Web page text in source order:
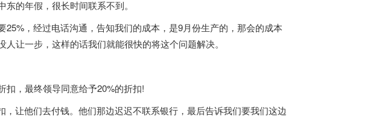
的年假，很长时间联系不到。
，经过电话沟通，告知我们的成本，是9月份生产的，那会的成本
让一步，这样的话我们就能很快的将这个问题解决。
，最终领导同意给予20%的折扣!
让他们去付钱。他们那边迟迟不联系银行，最后告诉我们要我们这边